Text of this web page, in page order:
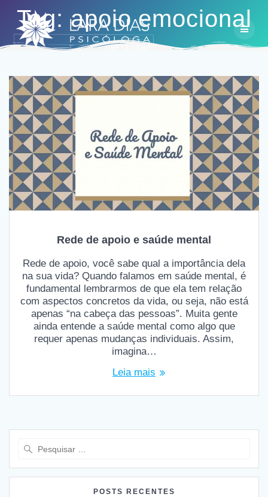
to
content
Tag:apoio emocional
Rede de apoio e saúde mental
Rede de apoio, você sabe qual a importância dela
na sua vida? Quando falamos em saúde mental, é
fundamental lembrarmos de que ela tem relação
com aspectos concretos da vida, ou seja, não está
apenas “na cabeça das pessoas”. Muita gente
ainda entende a saúde mental como algo que
requer apenas mudanças individuais. Assim,
imagina…
Leia mais
POSTS RECENTES